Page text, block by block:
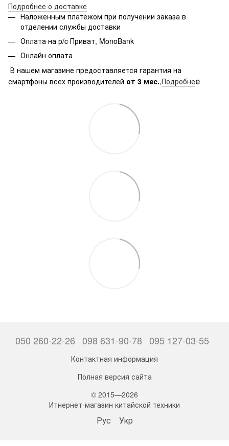
Подробнее о доставке
Наложенным платежом при получении заказа в
отделении службы доставки
Оплата на р/c Приват, MonoBank
Онлайн оплата
В нашем магазине предоставляется гарантия на
смартфоны всех производителей от 3 мес.,Подробнее
050 260-22-26 098 631-90-78 095 127-03-55
Контактная информация
Полная версия сайта
© 2015—2026
Итнернет-магазин китайской техники
Рус Укр